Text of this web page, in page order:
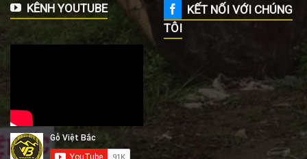
KÊNH YOUTUBE
KẾT NỐI VỚI CHÚNG
TÔI